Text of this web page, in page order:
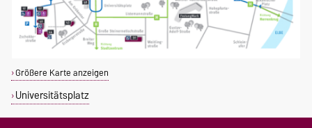
Größere Karte anzeigen
Universitätsplatz